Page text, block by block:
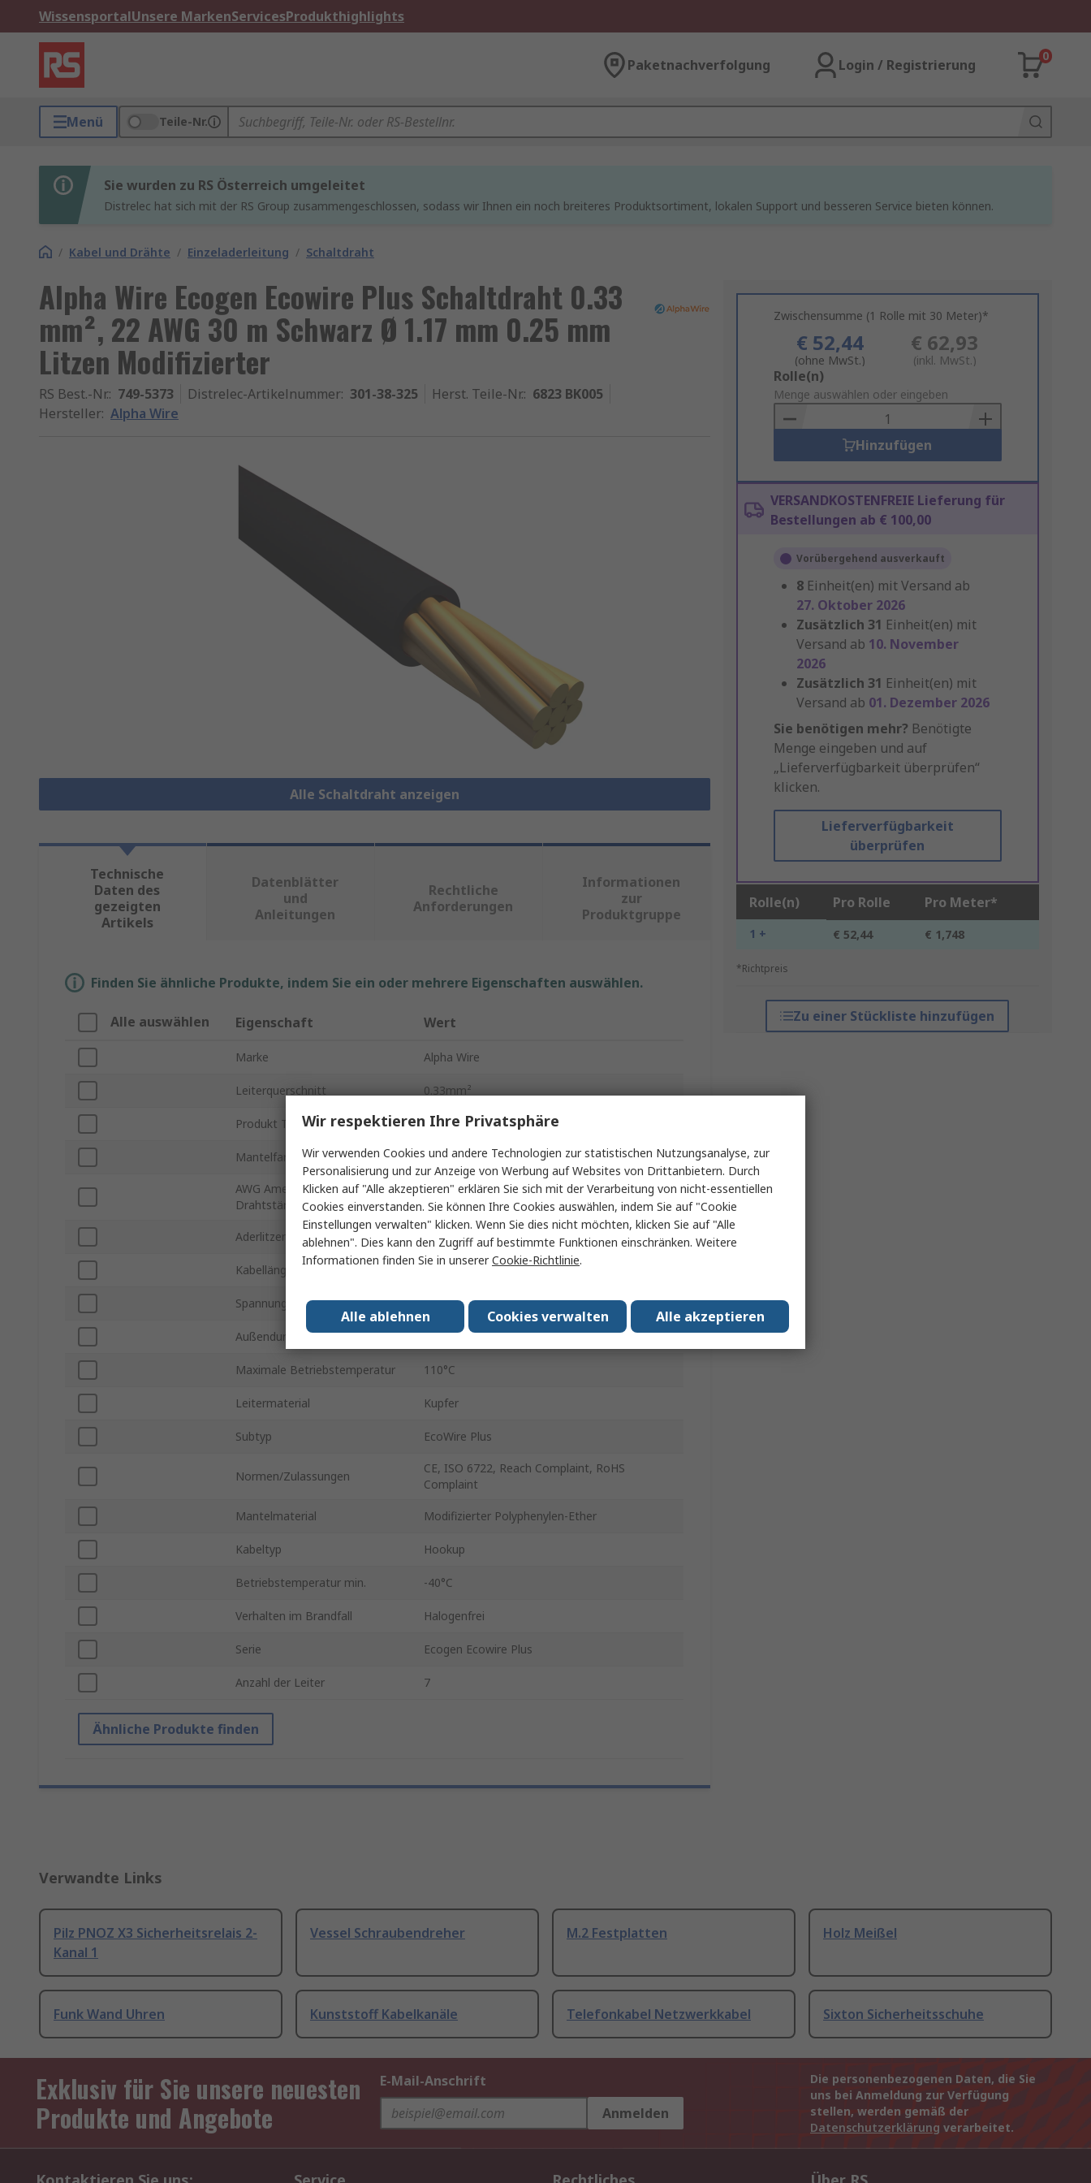
WissensportalUnsere MarkenServicesProdukthighlights
Paketnachverfolgung Login / Registrierung
0
Menü Teile-Nr.
Sie wurden zu RS Österreich umgeleitet
Distrelec hat sich mit der RS Group zusammengeschlossen, sodass wir Ihnen ein noch breiteres Produktsortiment, lokalen Support und besseren Service bieten können.
/ Kabel und Drähte / Einzeladerleitung / Schaltdraht
Alpha Wire Ecogen Ecowire Plus Schaltdraht 0.33
mm², 22 AWG 30 m Schwarz Ø 1.17 mm 0.25 mm
Litzen Modifizierter
RS Best.-Nr.: 749-5373 Distrelec-Artikelnummer: 301-38-325 Herst. Teile-Nr.: 6823 BK005
Hersteller: Alpha Wire
Alle Schaltdraht anzeigen
Zwischensumme (1 Rolle mit 30 Meter)*
€ 52,44
(ohne MwSt.)
€ 62,93
(inkl. MwSt.)
Add
to
Basket
Rolle(n)
Menge auswählen oder eingeben
Hinzufügen
VERSANDKOSTENFREIE Lieferung für
Bestellungen ab € 100,00
Vorübergehend ausverkauft
8 Einheit(en) mit Versand ab
27. Oktober 2026
Zusätzlich 31 Einheit(en) mit
Versand ab 10. November
2026
Zusätzlich 31 Einheit(en) mit
Versand ab 01. Dezember 2026
Sie benötigen mehr? Benötigte
Menge eingeben und auf
„Lieferverfügbarkeit überprüfen“
klicken.
Lieferverfügbarkeit
überprüfen
Rolle(n) Pro Rolle Pro Meter*
1 + € 52,44 € 1,748
*Richtpreis
Zu einer Stückliste hinzufügen
Technische
Daten des
gezeigten
Artikels
Datenblätter
und
Anleitungen
Rechtliche
Anforderungen
Informationen
zur
Produktgruppe
Finden Sie ähnliche Produkte, indem Sie ein oder mehrere Eigenschaften auswählen.
Alle auswählen Eigenschaft Wert
Marke Alpha Wire
Leiterquerschnitt 0.33mm²
Produkt Typ Schaltdraht
Mantelfarbe Schwarz
AWG Amerikanische
Drahtstärke
22AWG
Aderlitzen 0.25mm
Kabellänge
Spannung 300V
Außendurchmesser 1.17mm
Maximale Betriebstemperatur 110°C
Leitermaterial Kupfer
Subtyp EcoWire Plus
Normen/Zulassungen
CE, ISO 6722, Reach Complaint, RoHS
Complaint
Mantelmaterial Modifizierter Polyphenylen-Ether
Kabeltyp Hookup
Betriebstemperatur min. -40°C
Verhalten im Brandfall Halogenfrei
Serie Ecogen Ecowire Plus
Anzahl der Leiter 7
Ähnliche Produkte finden
Verwandte Links
Pilz PNOZ X3 Sicherheitsrelais 2-
Kanal 1
Vessel Schraubendreher M.2 Festplatten Holz Meißel
Funk Wand Uhren Kunststoff Kabelkanäle Telefonkabel Netzwerkkabel Sixton Sicherheitsschuhe
Exklusiv für Sie unsere neuesten
Produkte und Angebote
E-Mail-Anschrift
Anmelden
Die personenbezogenen Daten, die Sie
uns bei Anmeldung zur Verfügung
stellen, werden gemäß der
Datenschutzerklärung verarbeitet.
Wir respektieren Ihre Privatsphäre
Wir verwenden Cookies und andere Technologien zur statistischen Nutzungsanalyse, zur
Personalisierung und zur Anzeige von Werbung auf Websites von Drittanbietern. Durch
Klicken auf "Alle akzeptieren" erklären Sie sich mit der Verarbeitung von nicht-essentiellen
Cookies einverstanden. Sie können Ihre Cookies auswählen, indem Sie auf "Cookie
Einstellungen verwalten" klicken. Wenn Sie dies nicht möchten, klicken Sie auf "Alle
ablehnen". Dies kann den Zugriff auf bestimmte Funktionen einschränken. Weitere
Informationen finden Sie in unsererCookie-Richtlinie.
Alle akzeptieren
Cookies verwalten
Alle ablehnen